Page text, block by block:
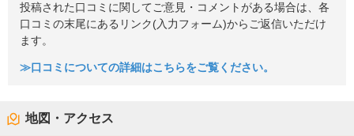
投稿された口コミに関してご意見・コメントがある場合は、各
口コミの末尾にあるリンク(入力フォーム)からご返信いただけ
ます。
≫口コミについての詳細はこちらをご覧ください。
地図・アクセス